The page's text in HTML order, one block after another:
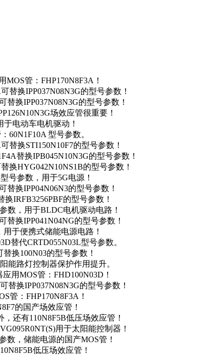
MOS管：FHP170N8F3A！
替换IPP037N08N3G的型号参数！
替换IPP037N08N3G的型号参数！
场效应管很重要！
于电动车电机驱动！
60N1F10A 型号参数。
替换STI150N10F7的型号参数！
替换IPB045N10N3G的型号参数！
换HYG042N10NS1B的型号参数！
号参数，用于5G电源！
替换IPP04N06N3的型号参数！
IRFB3256PBF的型号参数！
数，用于BLDC电机驱动电路！
替换IPP041N04NG的型号参数！
于便携式储能电源电路！
替代CRTD055N03L型号参数。
换100N03的型号参数！
能路灯控制器保护作用提升。
用MOS管：FHD100N03D！
替换IPP037N08N3G的型号参数！
管：FHP170N8F3A！
的国产场效应管！
还有110N8F5B低压场效应管！
用于太阳能控制器！
数，储能电源的国产MOS管！
低压场效应管！